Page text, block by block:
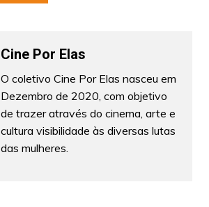
Cine Por Elas
O coletivo Cine Por Elas nasceu em
Dezembro de 2020, com objetivo
de trazer através do cinema, arte e
cultura visibilidade às diversas lutas
das mulheres.